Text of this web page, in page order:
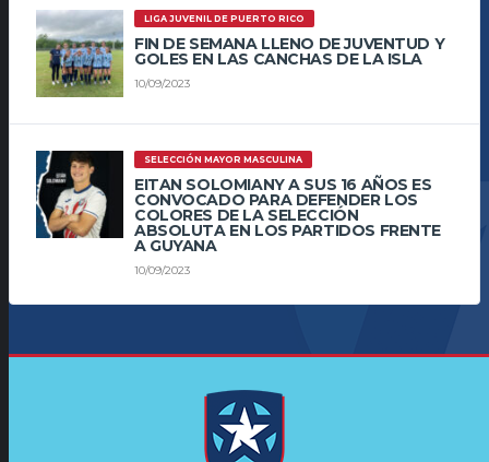
LIGA JUVENIL DE PUERTO RICO
FIN DE SEMANA LLENO DE JUVENTUD Y
GOLES EN LAS CANCHAS DE LA ISLA
10/09/2023
SELECCIÓN MAYOR MASCULINA
EITAN SOLOMIANY A SUS 16 AÑOS ES
CONVOCADO PARA DEFENDER LOS
COLORES DE LA SELECCIÓN
ABSOLUTA EN LOS PARTIDOS FRENTE
A GUYANA
10/09/2023